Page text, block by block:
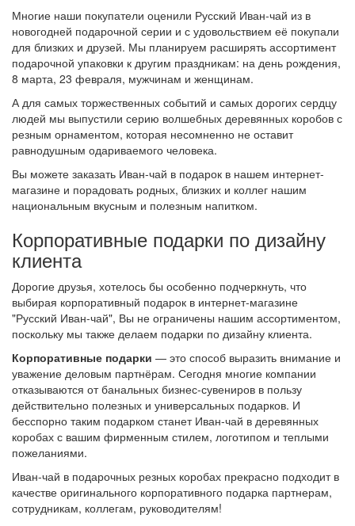
Многие наши покупатели оценили Русский Иван-чай из в
новогодней подарочной серии и с удовольствием её покупали
для близких и друзей. Мы планируем расширять ассортимент
подарочной упаковки к другим праздникам: на день рождения,
8 марта, 23 февраля, мужчинам и женщинам.
А для самых торжественных событий и самых дорогих сердцу
людей мы выпустили серию волшебных деревянных коробов с
резным орнаментом, которая несомненно не оставит
равнодушным одариваемого человека.
Вы можете заказать Иван-чай в подарок в нашем интернет-
магазине и порадовать родных, близких и коллег нашим
национальным вкусным и полезным напитком.
Корпоративные подарки по дизайну
клиента
Дорогие друзья, хотелось бы особенно подчеркнуть, что
выбирая корпоративный подарок в интернет-магазине
"Русский Иван-чай", Вы не ограничены нашим ассортиментом,
поскольку мы также делаем подарки по дизайну клиента.
Корпоративные подарки — это способ выразить внимание и
уважение деловым партнёрам. Сегодня многие компании
отказываются от банальных бизнес-сувениров в пользу
действительно полезных и универсальных подарков. И
бесспорно таким подарком станет Иван-чай в деревянных
коробах с вашим фирменным стилем, логотипом и теплыми
пожеланиями.
Иван-чай в подарочных резных коробах прекрасно подходит в
качестве оригинального корпоративного подарка партнерам,
сотрудникам, коллегам, руководителям!